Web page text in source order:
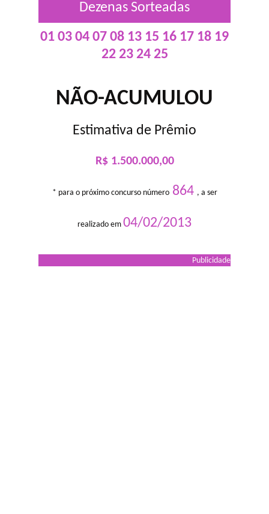
Dezenas Sorteadas
01 03 04 07 08 13 15 16 17 18 19
22 23 24 25
NÃO-ACUMULOU
Estimativa de Prêmio
R$ 1.500.000,00
* para o próximo concurso número864 , a ser
realizado em 04/02/2013
Publicidade